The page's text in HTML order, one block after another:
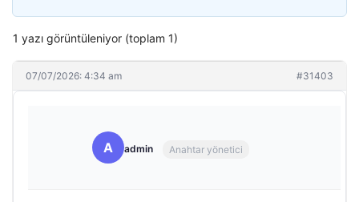
1 yazı görüntüleniyor (toplam 1)
07/07/2026: 4:34 am #31403
A admin Anahtar yönetici